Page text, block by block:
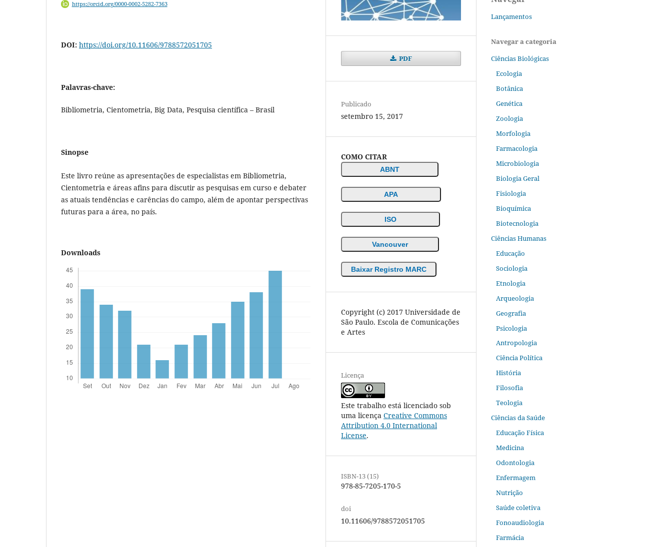
https://orcid.org/0000-0002-5282-7363
DOI: https://doi.org/10.11606/9788572051705
Palavras-chave:
Bibliometria, Cientometria, Big Data, Pesquisa científica – Brasil
Sinopse
Este livro reúne as apresentações de especialistas em Bibliometria,
Cientometria e áreas afins para discutir as pesquisas em curso e debater
as atuais tendências e carências do campo, além de apontar perspectivas
futuras para a área, no país.
Downloads
PDF
Publicado
setembro 15, 2017
COMO CITAR
ABNT
APA
ISO
Vancouver
Baixar Registro MARC
Copyright (c) 2017 Universidade de
São Paulo. Escola de Comunicações
e Artes
Licença
Este trabalho está licenciado sob
uma licença Creative Commons
Attribution 4.0 International
License.
ISBN-13 (15)
978-85-7205-170-5
doi
10.11606/9788572051705
Lançamentos
Navegar a categoria
Ciências Biológicas
Ecologia
Botânica
Genética
Zoologia
Morfologia
Farmacologia
Microbiologia
Biologia Geral
Fisiologia
Bioquímica
Biotecnologia
Ciências Humanas
Educação
Sociologia
Etnologia
Arqueologia
Geografia
Psicologia
Antropologia
Ciência Política
História
Filosofia
Teologia
Ciências da Saúde
Educação Física
Medicina
Odontologia
Enfermagem
Nutrição
Saúde coletiva
Fonoaudiologia
Farmácia